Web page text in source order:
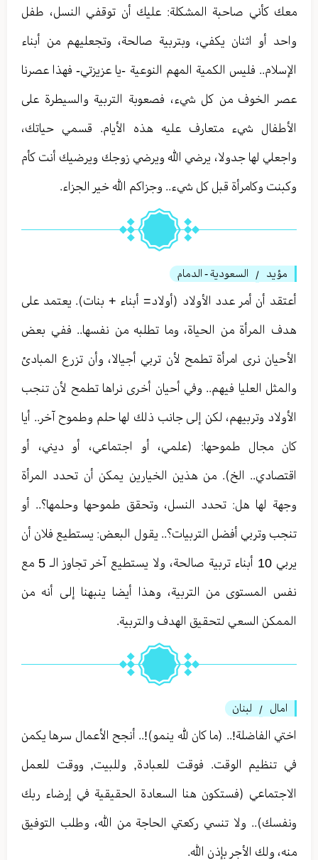
معك كأني صاحبة المشكلة: عليك أن توقفي النسل، طفل
واحد أو اثنان يكفي، وبتربية صالحة، وتجعليهم من أبناء
الإسلام.. فليس الكمية المهم النوعية -يا عزيزتي- فهذا عصرنا
عصر الخوف من كل شيء، فصعوبة التربية والسيطرة على
الأطفال شيء متعارف عليه هذه الأيام. قسمي حياتك،
واجعلي لها جدولا، يرضي الله ويرضي زوجك ويرضيك أنت كأم
وكبنت وكامرأة قبل كل شيء.. وجزاكم الله خير الجزاء.
مؤيد / السعودية - الدمام
أعتقد أن أمر عدد الأولاد (أولاد= أبناء + بنات). يعتمد على
هدف المرأة من الحياة، وما تطلبه من نفسها.. ففي بعض
الأحيان نرى امرأة تطمح لأن تربي أجيالا، وأن تزرع المبادئ
والمثل العليا فيهم.. وفي أحيان أخرى نراها تطمح لأن تنجب
الأولاد وتربيهم، لكن إلى جانب ذلك لها حلم وطموح آخر.. أيا
كان مجال طموحها: (علمي، أو اجتماعي، أو ديني، أو
اقتصادي.. الخ). من هذين الخيارين يمكن أن تحدد المرأة
وجهة لها هل: تحدد النسل، وتحقق طموحها وحلمها؟.. أو
تنجب وتربي أفضل التربيات؟.. يقول البعض: يستطيع فلان أن
يربي 10 أبناء تربية صالحة، ولا يستطيع آخر تجاوز الـ 5 مع
نفس المستوى من التربية، وهذا أيضا ينبهنا إلى أنه من
الممكن السعي لتحقيق الهدف والتربية.
امال / لبنان
اختي الفاضلة!.. (ما كان لله ينمو)!.. أنجح الأعمال سرها يكمن
في تنظيم الوقت. فوقت للعبادة, وللبيت, ووقت للعمل
الاجتماعي (فستكون هنا السعادة الحقيقية في إرضاء ربك
ونفسك).. ولا تنسي ركعتي الحاجة من الله، وطلب التوفيق
منه، ولك الأجر بإذن الله.